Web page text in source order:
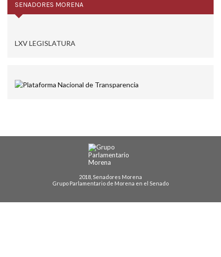
SENADORES MORENA
LXV LEGISLATURA
2018, Senadores Morena
Grupo Parlamentario de Morena en el Senado